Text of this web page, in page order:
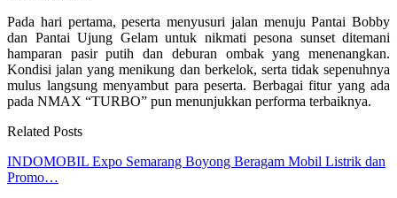
Pada hari pertama, peserta menyusuri jalan menuju Pantai Bobby
dan Pantai Ujung Gelam untuk nikmati pesona sunset ditemani
hamparan pasir putih dan deburan ombak yang menenangkan.
Kondisi jalan yang menikung dan berkelok, serta tidak sepenuhnya
mulus langsung menyambut para peserta. Berbagai fitur yang ada
pada NMAX “TURBO” pun menunjukkan performa terbaiknya.
Related Posts
INDOMOBIL Expo Semarang Boyong Beragam Mobil Listrik dan
Promo…